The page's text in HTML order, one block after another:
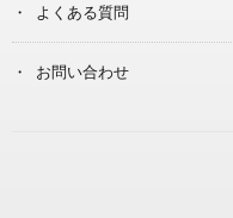
よくある質問
お問い合わせ